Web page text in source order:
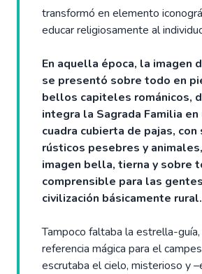
transformó en elemento
educar religiosamente al
En aquella época, la imagen
se presentó sobre todo en
bellos capiteles románicos,
integra la Sagrada Familia en
cuadra cubierta de pajas, con
rústicos pesebres y
imagen bella, tierna y sobre
comprensible para las
civilización básicamente rural.
Tampoco faltaba la estrella-guía,
referencia mágica para el
escrutaba el cielo, misterioso y